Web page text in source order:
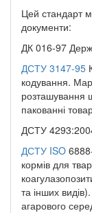
Цей стандарт
документи:
ДК 016-97
ДСТУ 3147-95
кодування.
розташування
пакованні
ДСТУ
ДСТУ ISO
кормів для
та інших
агарового